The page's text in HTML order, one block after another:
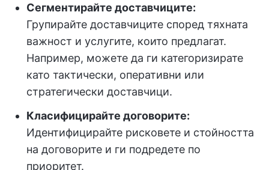
Сегментирайте доставчиците:
Групирайте доставчиците според тяхната
важност и услугите, които предлагат.
Например, можете да ги категоризирате
като тактически, оперативни или
стратегически доставчици.
Класифицирайте договорите:
Идентифицирайте рисковете и стойността
на договорите и ги подредете по
приоритет.